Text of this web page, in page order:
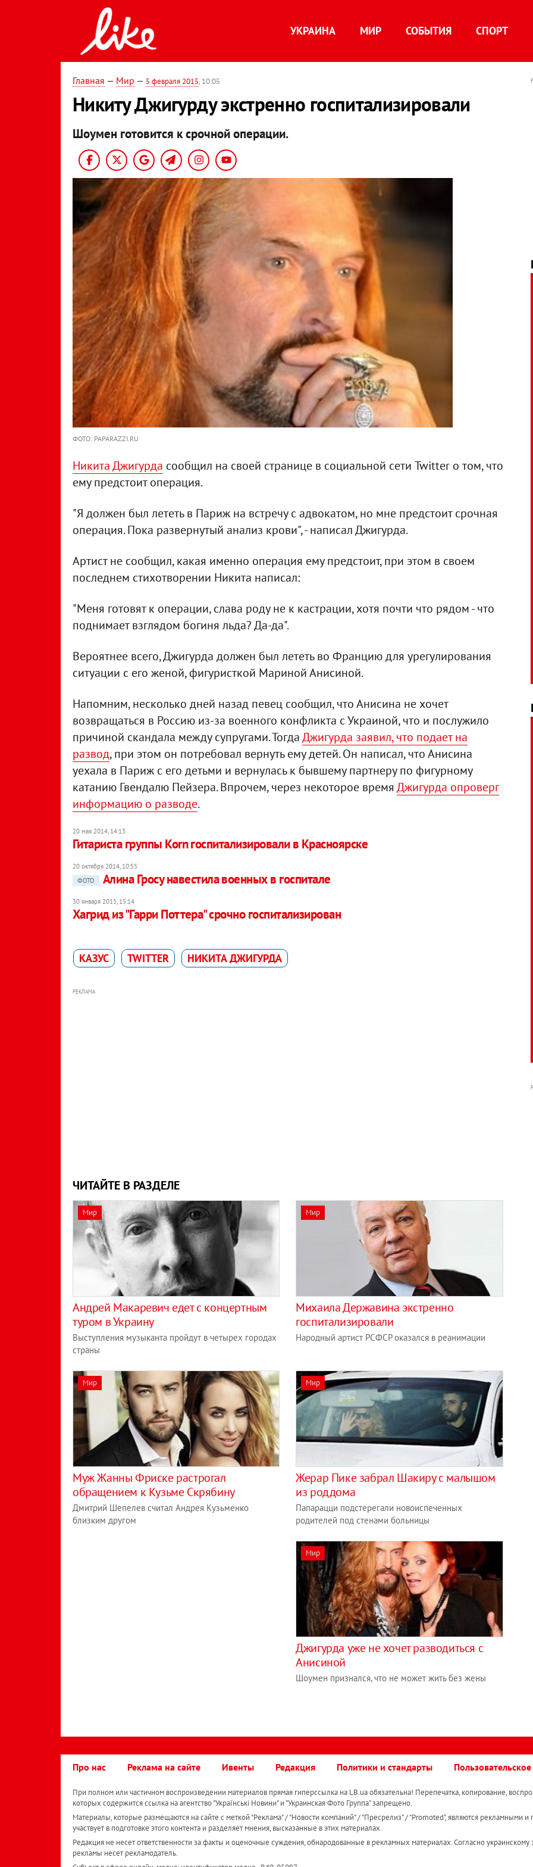
УКРАИНА МИР СОБЫТИЯ СПОРТ
Главная — Мир — 5 февраля 2015, 10:05
Никиту Джигурду экстренно госпитализировали
Шоумен готовится к срочной операции.
ФОТО: PAPARAZZI.RU
Никита Джигурда сообщил на своей странице в социальной сети Twitter о том, что
ему предстоит операция.
"Я должен был лететь в Париж на встречу с адвокатом, но мне предстоит срочная
операция. Пока развернутый анализ крови", - написал Джигурда.
Артист не сообщил, какая именно операция ему предстоит, при этом в своем
последнем стихотворении Никита написал:
"Меня готовят к операции, слава роду не к кастрации, хотя почти что рядом - что
поднимает взглядом богиня льда? Да-да".
Вероятнее всего, Джигурда должен был лететь во Францию для урегулирования
ситуации с его женой, фигуристкой Мариной Анисиной.
Напомним, несколько дней назад певец сообщил, что Анисина не хочет
возвращаться в Россию из-за военного конфликта с Украиной, что и послужило
причиной скандала между супругами. ТогдаДжигурда заявил, что подает на
развод, при этом он потребовал вернуть ему детей. Он написал, что Анисина
уехала в Париж с его детьми и вернулась к бывшему партнеру по фигурному
катанию Гвендалю Пейзера. Впрочем, через некоторое времяДжигурда опроверг
информацию о разводе.
20 мая 2014, 14:13
Гитариста группы Korn госпитализировали в Красноярске
20 октября 2014, 10:55
ФОТО
Алина Гросу навестила военных в госпитале
30 января 2015, 15:14
Хагрид из "Гарри Поттера" срочно госпитализирован
КАЗУС TWITTER НИКИТА ДЖИГУРДА
РЕКЛАМА
ЧИТАЙТЕ В РАЗДЕЛЕ
Мир
Андрей Макаревич едет с концертным
туром в Украину
Выступления музыканта пройдут в четырех городах
страны
Мир
Михаила Державина экстренно
госпитализировали
Народный артист РСФСР оказался в реанимации
Мир
Муж Жанны Фриске растрогал
обращением к Кузьме Скрябину
Дмитрий Шепелев считал Андрея Кузьменко
близким другом
Мир
Жерар Пике забрал Шакиру с малышом
из роддома
Папарацци подстерегали новоиспеченных
родителей под стенами больницы
Мир
Джигурда уже не хочет разводиться с
Анисиной
Шоумен признался, что не может жить без жены
Про нас Реклама на сайте Ивенты Редакция Политики и стандарты
При полном или частичном воспроизведении материалов прямая гиперссылка на LB.ua обязательна! Перепечатка, копирование,
которых содержится ссылка на агентство "Українськi Новини" и "Украинская Фото Группа" запрещено.
Материалы, которые размещаются на сайте с меткой "Реклама" / "Новости компаний" / "Пресрелиз" / "Promoted", являются рекламными и
участвует в подготовке этого контента и разделяет мнения, высказанные в этих материалах.
Редакция не несет ответственности за факты и оценочные суждения, обнародованные в рекламных материалах. Согласно украинскому
рекламы несет рекламодатель.